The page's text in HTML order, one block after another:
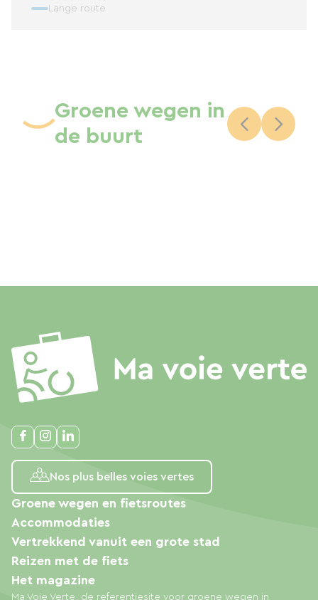
Lange route
Groene wegen in
de buurt
Nos plus belles voies vertes
Ma Voie Verte, de referentiesite voor groene wegen in
Groene wegen en fietsroutes
Accommodaties
Vertrekkend vanuit een grote stad
Reizen met de fiets
Het magazine